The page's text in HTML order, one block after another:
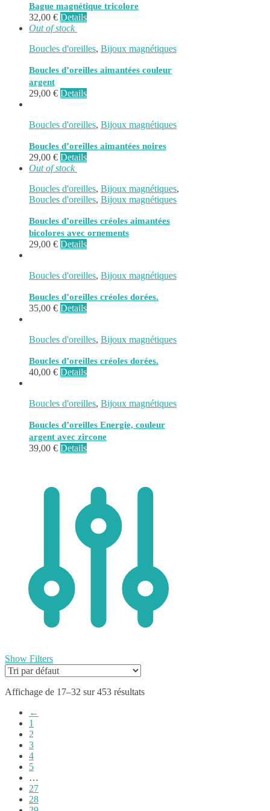
Bague magnétique tricolore
32,00 € Details
Out of stock
Boucles d'oreilles, Bijoux magnétiques
Boucles d’oreilles aimantées couleur
argent
29,00 € Details
Boucles d'oreilles, Bijoux magnétiques
Boucles d’oreilles aimantées noires
29,00 € Details
Out of stock
Boucles d'oreilles, Bijoux magnétiques,
Boucles d'oreilles, Bijoux magnétiques
Boucles d’oreilles créoles aimantées
bicolores avec ornements
29,00 € Details
Boucles d'oreilles, Bijoux magnétiques
Boucles d’oreilles créoles dorées.
35,00 € Details
Boucles d'oreilles, Bijoux magnétiques
Boucles d’oreilles créoles dorées.
40,00 € Details
Boucles d'oreilles, Bijoux magnétiques
Boucles d’oreilles Energie, couleur
argent avec zircone
39,00 € Details
Show Filters
Affichage de 17–32 sur 453 résultats
←
1
2
3
4
5
…
27
28